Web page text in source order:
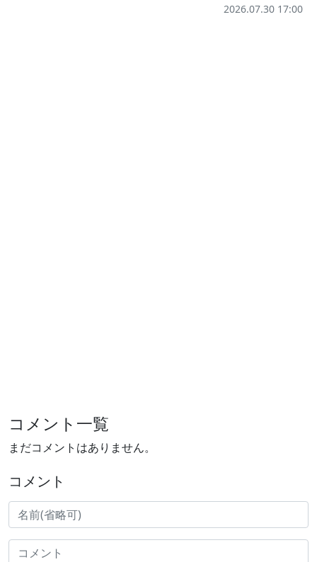
2026.07.30 17:00
コメント一覧
まだコメントはありません。
コメント